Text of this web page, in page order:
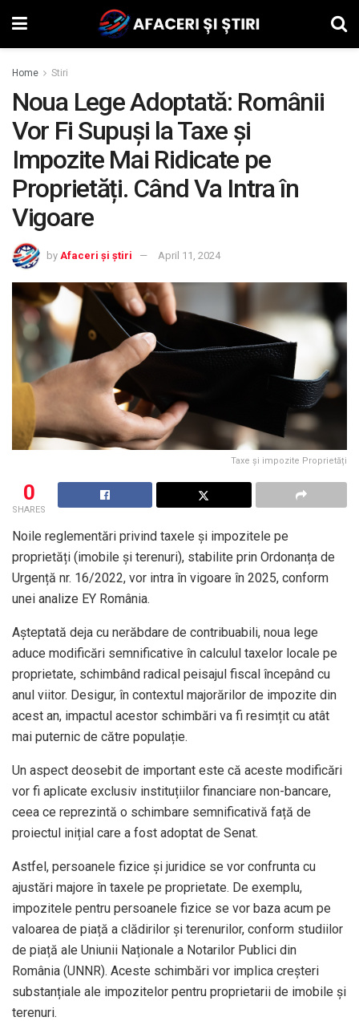
Home Stiri
Noua Lege Adoptată: Românii
Vor Fi Supuși la Taxe și
Impozite Mai Ridicate pe
Proprietăți. Când Va Intra în
Vigoare
by Afaceri și știri April 11, 2024
Taxe și impozite Proprietăți
0
SHARES
Noile reglementări privind taxele și impozitele pe
proprietăți (imobile și terenuri), stabilite prin Ordonanța de
Urgență nr. 16/2022, vor intra în vigoare în 2025, conform
unei analize EY România.
Așteptată deja cu nerăbdare de contribuabili, noua lege
aduce modificări semnificative în calculul taxelor locale pe
proprietate, schimbând radical peisajul fiscal începând cu
anul viitor. Desigur, în contextul majorărilor de impozite din
acest an, impactul acestor schimbări va fi resimțit cu atât
mai puternic de către populație.
Un aspect deosebit de important este că aceste modificări
vor fi aplicate exclusiv instituțiilor financiare non-bancare,
ceea ce reprezintă o schimbare semnificativă față de
proiectul inițial care a fost adoptat de Senat.
Astfel, persoanele fizice și juridice se vor confrunta cu
ajustări majore în taxele pe proprietate. De exemplu,
impozitele pentru persoanele fizice se vor baza acum pe
valoarea de piață a clădirilor și terenurilor, conform studiilor
de piață ale Uniunii Naționale a Notarilor Publici din
România (UNNR). Aceste schimbări vor implica creșteri
substanțiale ale impozitelor pentru proprietarii de imobile și
terenuri.